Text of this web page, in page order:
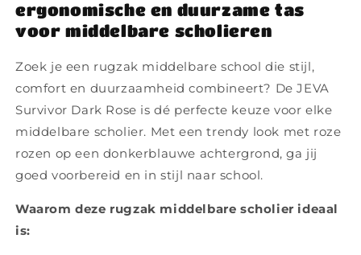
ergonomische en duurzame tas
voor middelbare scholieren
Zoek je een rugzak middelbare school die stijl,
comfort en duurzaamheid combineert? De JEVA
Survivor Dark Rose is dé perfecte keuze voor elke
middelbare scholier. Met een trendy look met roze
rozen op een donkerblauwe achtergrond, ga jij
goed voorbereid en in stijl naar school.
Waarom deze rugzak middelbare scholier ideaal
is: